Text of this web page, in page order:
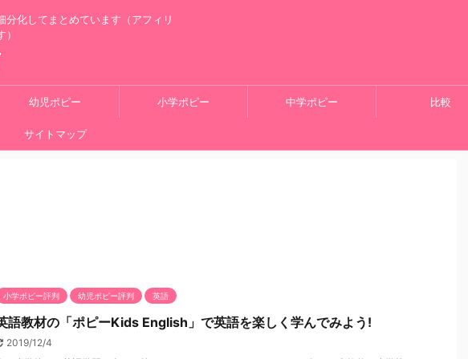
分化してまとめています（アフィリ
幼児ポピー 小学ポピー 中学ポピー 比較
サイトマップ
小学ポピー評判 幼児ポピー評判 英語
語教材の「ポピーKids English」で英語を楽しく学んでみよう!
2019/12/4